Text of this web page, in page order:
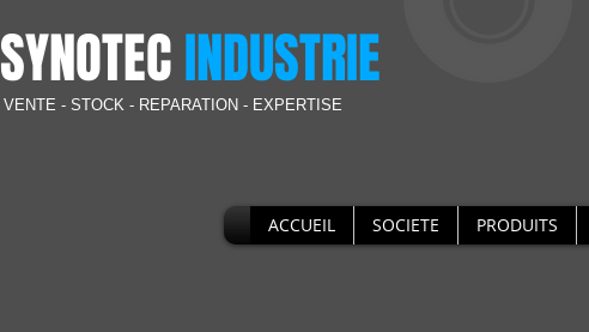
SYNOTECINDUSTRIE
VENTE - STOCK - REPARATION - EXPERTISE
ACCUEIL SOCIETE PRODUITS